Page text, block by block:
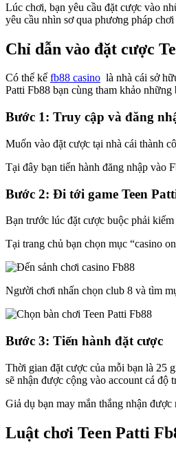
Lúc chơi, bạn yêu cầu đặt cược vào
yêu cầu nhìn sơ qua phương pháp
Chỉ dẫn vào đặt cược
Có thể kể fb88 casino là nhà cái sở
Patti Fb88 bạn cùng tham khảo những
Bước 1: Truy cập và đăng
Muốn vào đặt cược tại nhà cái thành
Tại đây bạn tiến hành đăng nhập vào
Bước 2: Đi tới game Teen
Bạn trước lúc đặt cược buộc phải
Tại trang chủ bạn chọn mục “casino
Người chơi nhấn chọn club 8 và tìm
Bước 3: Tiến hành đặt cược
Thời gian đặt cược của mỗi bạn là 25
sẽ nhận được cộng vào account cá
Giả dụ bạn may mắn thắng nhận
Luật chơi Teen Patti